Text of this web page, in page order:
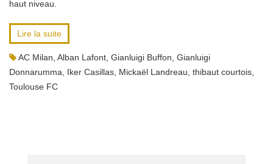
haut niveau.
Lire la suite
AC Milan Alban Lafont Gianluigi Buffon Gianluigi
Donnarumma
Iker Casillas Mickaël Landreau thibaut courtois
Toulouse FC